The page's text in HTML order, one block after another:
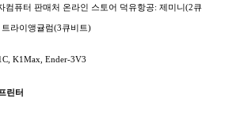
컴퓨터 판매처 온라인 스토어 덕유항공: 제미니(2큐
라이앵귤럼(3큐비트)
K1Max, Ender-3V3
린터